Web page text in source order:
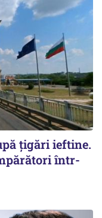
țigări ieftine.
într-